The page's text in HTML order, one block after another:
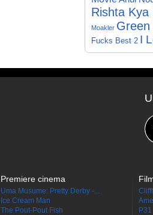
Rishta Kya
Moakler Green
Fucks Best 2 I
Premiere cinema
Uma Musume: Pretty Derby -...
Ice Cream Man
The Pout-Pout Fish
P31